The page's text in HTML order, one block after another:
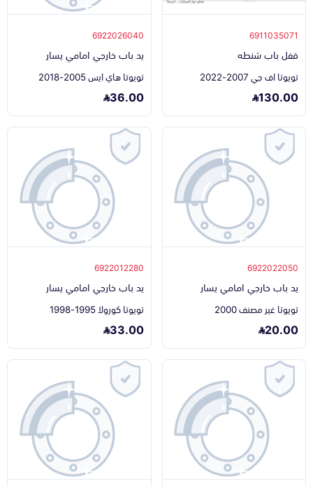
6911035071
قفل باب شنطه
تويوتا اف جي 2007-2022
130.00
6922026040
يد باب خارجي امامي يسار
تويوتا هاي ايس 2005-2018
36.00
6922022050
يد باب خارجي امامي يسار
تويوتا غير مصنف 2000
20.00
6922012280
يد باب خارجي امامي يسار
تويوتا كورولا 1995-1998
33.00